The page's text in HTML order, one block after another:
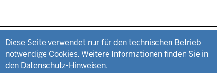
Diese Seite verwendet nur für den technischen Betrieb
notwendige Cookies. Weitere Informationen finden Sie in
den Datenschutz-Hinweisen.
Fußzeile Impressum
Datenschutz